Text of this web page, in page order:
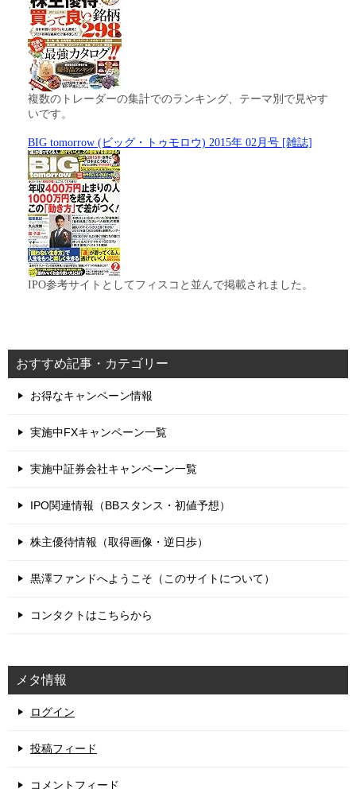
複数のトレーダーの集計でのランキング、テーマ別で見やす
いです。
BIG tomorrow (ビッグ・トゥモロウ) 2015年 02月号 [雑誌]
IPO参考サイトとしてフィスコと並んで掲載されました。
おすすめ記事・カテゴリー
お得なキャンペーン情報
実施中FXキャンペーン一覧
実施中証券会社キャンペーン一覧
IPO関連情報（BBスタンス・初値予想）
株主優待情報（取得画像・逆日歩）
黒澤ファンドへようこそ（このサイトについて）
コンタクトはこちらから
メタ情報
ログイン
投稿フィード
コメントフィード